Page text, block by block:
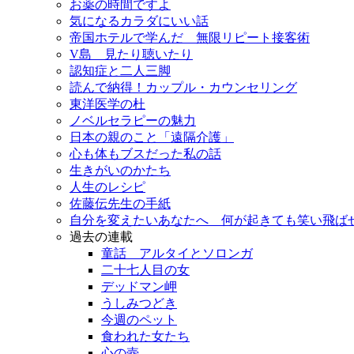
お薬の時間ですよ
気になるカラダにいい話
帝国ホテルで学んだ 無限リピート接客術
V島 見たり聴いたり
認知症と二人三脚
読んで納得！カップル・カウンセリング
東洋医学の杜
ノベルセラピーの魅力
日本の親のこと「遠隔介護」
心も体もブスだった私の話
生きがいのかたち
人生のレシピ
佐藤伝先生の手紙
自分を変えたいあなたへ 何が起きても笑い飛ば
過去の連載
童話 アルタイとソロンガ
二十七人目の女
デッドマン岬
うしみつどき
今週のペット
食われた女たち